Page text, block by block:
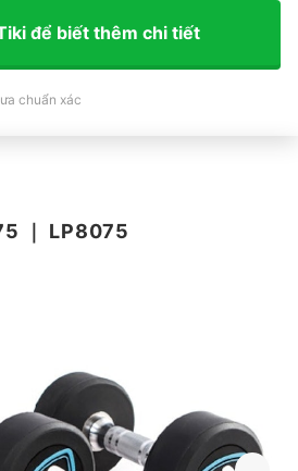
để biết thêm chi tiết
chuẩn xác
LP8075